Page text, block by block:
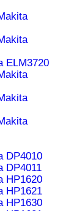
ELM3720
DP4010
DP4011
HP1620
HP1621
HP1630